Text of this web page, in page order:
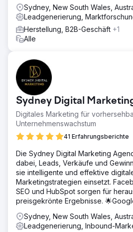
Sydney, New South Wales,
Leadgenerierung,
Herstellung, B2B-Geschäft +1
Alle
Sydney Digital
Digitales Marketing für
Unternehmenswachstum
41 Erfahrungsberichte
Die Sydney Digital Marketing
dabei, Leads, Verkäufe und
sie intelligente und effektive
Marketingstrategien einsetzt.
SEO und HubSpot sorgen für
preisgekrönte Ergebnisse.
Sydney, New South Wales,
Leadgenerierung, Inbound-